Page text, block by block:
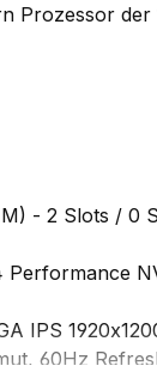
Prozessor
- 2 Slots / 0
Performance
IPS
60Hz